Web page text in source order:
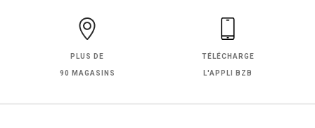
PLUS DE
90 MAGASINS
TÉLÉCHARGE
L'APPLI BZB